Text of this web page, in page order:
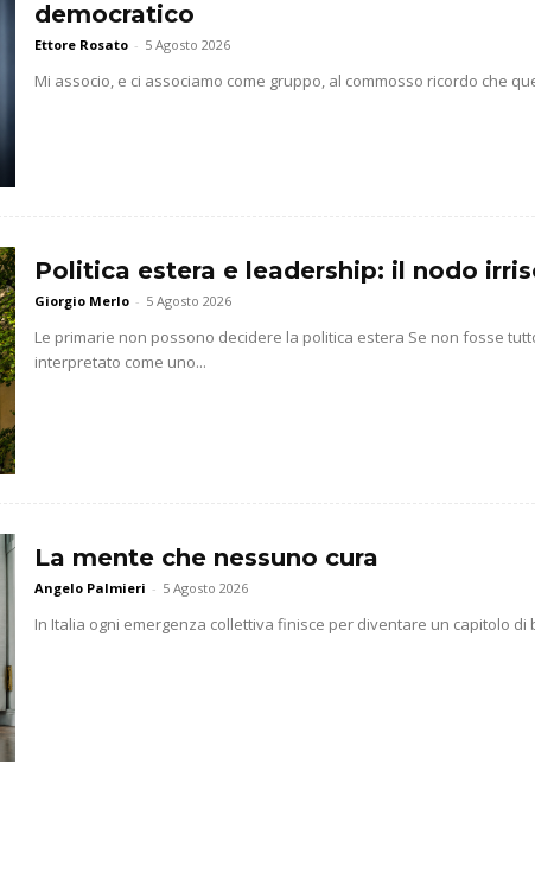
democratico
Ettore Rosato - 5 Agosto 2026
Mi associo, e ci associamo come gruppo, al commosso ricordo che
Politica estera e leadership: il nodo
Giorgio Merlo - 5 Agosto 2026
Le primarie non possono decidere la politica estera Se non fosse
interpretato come uno...
La mente che nessuno cura
Angelo Palmieri - 5 Agosto 2026
In Italia ogni emergenza collettiva finisce per diventare un capitolo di